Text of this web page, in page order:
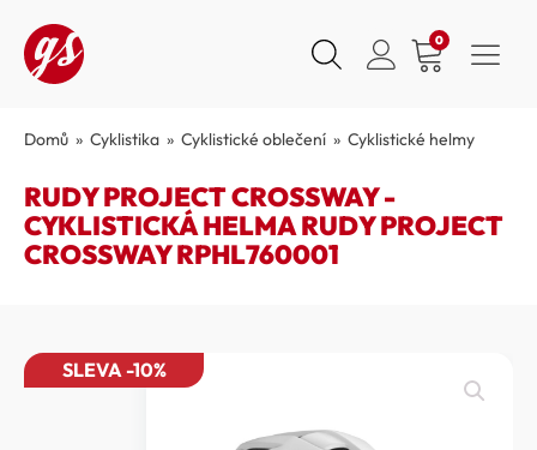
0
Domů » Cyklistika » Cyklistické oblečení » Cyklistické helmy
RUDY PROJECT CROSSWAY -
CYKLISTICKÁ HELMA RUDY PROJECT
CROSSWAY RPHL760001
SLEVA -10%